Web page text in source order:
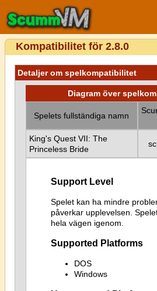
Kompatibilitet för 2.8.0
Detaljer om spelkompatibilitet
Diagram över
Spelets fullständiga namn
King's Quest VII: The
Princeless Bride
Support Level
Spelet kan ha mindre
påverkar upplevelsen.
hela vägen igenom.
Supported Platforms
DOS
Windows